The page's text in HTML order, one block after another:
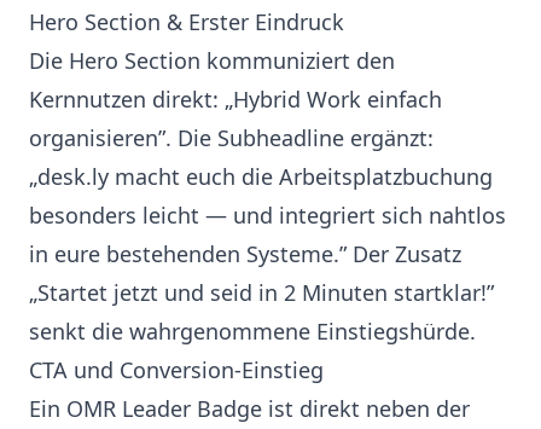
Hero Section & Erster Eindruck
Die Hero Section kommuniziert den
Kernnutzen direkt: „Hybrid Work einfach
organisieren”. Die Subheadline ergänzt:
„desk.ly macht euch die Arbeitsplatzbuchung
besonders leicht — und integriert sich nahtlos
in eure bestehenden Systeme.” Der Zusatz
„Startet jetzt und seid in 2 Minuten startklar!”
senkt die wahrgenommene Einstiegshürde.
CTA und Conversion-Einstieg
Ein OMR Leader Badge ist direkt neben der